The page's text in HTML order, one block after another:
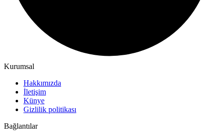
Kurumsal
Hakkımızda
İletişim
Künye
Gizlilik politikası
Bağlantılar